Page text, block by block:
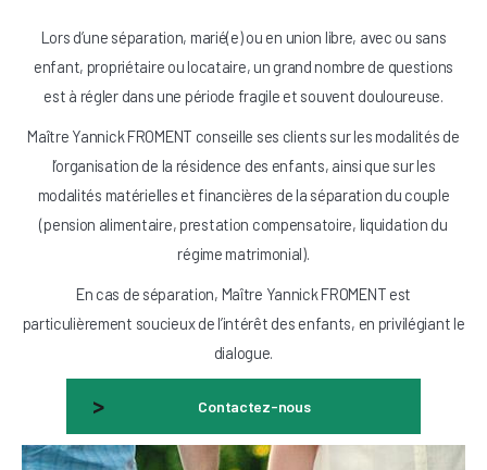
Lors d’une séparation, marié(e) ou en union libre, avec ou sans
enfant, propriétaire ou locataire, un grand nombre de questions
est à régler dans une période fragile et souvent douloureuse.
Maître Yannick FROMENT conseille ses clients sur les modalités de
l’organisation de la résidence des enfants, ainsi que sur les
modalités matérielles et financières de la séparation du couple
(pension alimentaire, prestation compensatoire, liquidation du
régime matrimonial).
En cas de séparation, Maître Yannick FROMENT est
particulièrement soucieux de l’intérêt des enfants, en privilégiant le
dialogue.
Contactez-nous